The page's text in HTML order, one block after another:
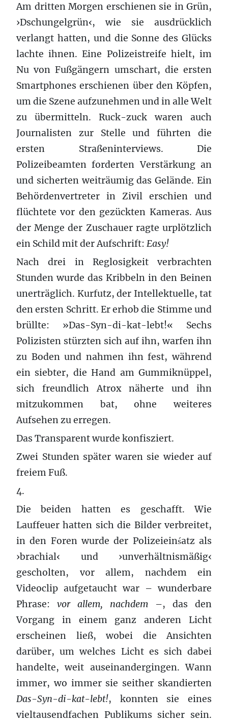
Am dritten Morgen erschienen sie in Grün,
›Dschungelgrün‹, wie sie ausdrücklich
verlangt hatten, und die Sonne des Glücks
lachte ihnen. Eine Polizeistreife hielt, im
Nu von Fußgängern umschart, die ersten
Smartphones erschienen über den Köpfen,
um die Szene aufzunehmen und in alle Welt
zu übermitteln. Ruck-zuck waren auch
Journalisten zur Stelle und führten die
ersten Straßeninterviews. Die
Polizeibeamten forderten Verstärkung an
und sicherten weiträumig das Gelände. Ein
Behördenvertreter in Zivil erschien und
flüchtete vor den gezückten Kameras. Aus
der Menge der Zuschauer ragte urplötzlich
ein Schild mit der Aufschrift: Easy!
Nach drei in Reglosigkeit verbrachten
Stunden wurde das Kribbeln in den Beinen
unerträglich. Kurfutz, der Intellektuelle, tat
den ersten Schritt. Er erhob die Stimme und
brüllte: »Das-Syn-di-kat-lebt!« Sechs
Polizisten stürzten sich auf ihn, warfen ihn
zu Boden und nahmen ihn fest, während
ein siebter, die Hand am Gummiknüppel,
sich freundlich Atrox näherte und ihn
mitzukommen bat, ohne weiteres
Aufsehen zu erregen.
Das Transparent wurde konfisziert.
Zwei Stunden später waren sie wieder auf
freiem Fuß.
4.
Die beiden hatten es geschafft. Wie
Lauffeuer hatten sich die Bilder verbreitet,
in den Foren wurde der Polizeieinśatz als
›brachial‹ und ›unverhältnismäßig‹
gescholten, vor allem, nachdem ein
Videoclip aufgetaucht war – wunderbare
Phrase: vor allem, nachdem –, das den
Vorgang in einem ganz anderen Licht
erscheinen ließ, wobei die Ansichten
darüber, um welches Licht es sich dabei
handelte, weit auseinandergingen. Wann
immer, wo immer sie seither skandierten
Das-Syn-di-kat-lebt!, konnten sie eines
vieltausendfachen Publikums sicher sein.